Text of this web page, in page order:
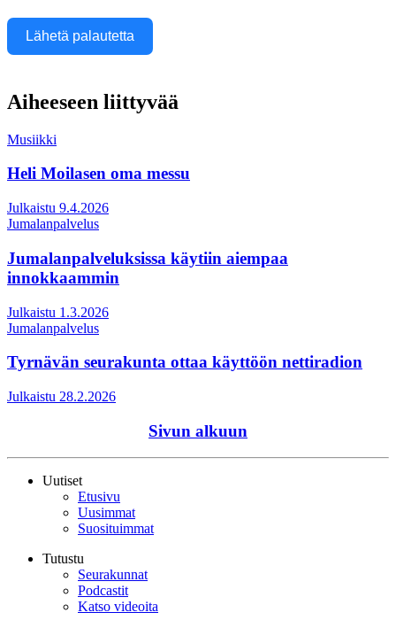
Lähetä palautetta
Aiheeseen liittyvää
Musiikki
Heli Moilasen oma messu
Julkaistu 9.4.2026
Jumalanpalvelus
Jumalanpalveluksissa käytiin aiempaa
innokkaammin
Julkaistu 1.3.2026
Jumalanpalvelus
Tyrnävän seurakunta ottaa käyttöön nettiradion
Julkaistu 28.2.2026
Sivun alkuun
Uutiset
Etusivu
Uusimmat
Suosituimmat
Tutustu
Seurakunnat
Podcastit
Katso videoita